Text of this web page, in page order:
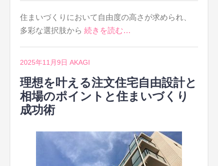
住まいづくりにおいて自由度の高さが求められ、
多彩な選択肢から 続きを読む…
2025年11月9日 AKAGI
理想を叶える注文住宅自由設計と
相場のポイントと住まいづくり
成功術